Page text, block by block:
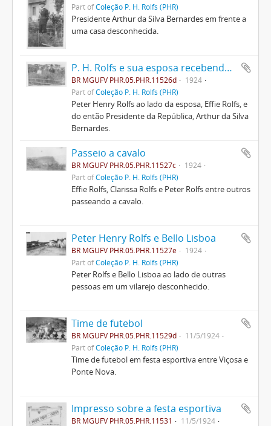
Part ofColeção P. H. Rolfs (PHR)
Presidente Arthur da Silva Bernardes em frente a
uma casa desconhecida.
P. H. Rolfs e sua esposa recebendo Arthur Bernardes
BR MGUFV PHR.05.PHR.11526d
1924
Part ofColeção P. H. Rolfs (PHR)
Peter Henry Rolfs ao lado da esposa, Effie Rolfs, e
do então Presidente da República, Arthur da Silva
Bernardes.
Passeio a cavalo
BR MGUFV PHR.05.PHR.11527c
1924
Part ofColeção P. H. Rolfs (PHR)
Effie Rolfs, Clarissa Rolfs e Peter Rolfs entre outros
passeando a cavalo.
Peter Henry Rolfs e Bello Lisboa
BR MGUFV PHR.05.PHR.11527e
1924
Part ofColeção P. H. Rolfs (PHR)
Peter Rolfs e Bello Lisboa ao lado de outras
pessoas em um vilarejo desconhecido.
Time de futebol
BR MGUFV PHR.05.PHR.11529d
11/5/1924
Part ofColeção P. H. Rolfs (PHR)
Time de futebol em festa esportiva entre Viçosa e
Ponte Nova.
Impresso sobre a festa esportiva
BR MGUFV PHR.05.PHR.11531
11/5/1924